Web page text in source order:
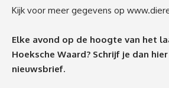
Kijk voor meer gegevens op
Elke avond op de hoogte van het
Hoeksche Waard? Schrijf je dan hier
nieuwsbrief.